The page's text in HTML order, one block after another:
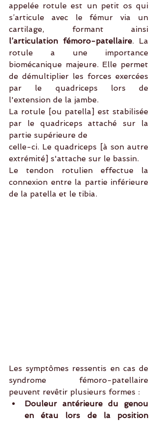
appelée rotule est un petit os qui
s’articule avec le fémur via un
l’articulation fémoro-patellaire. La
rotule a une importance
biomécanique majeure. Elle permet
de démultiplier les forces exercées
par le quadriceps lors de
l'extension de la jambe.
La rotule [ou patella] est stabilisée
par le quadriceps attaché sur la
partie supérieure de
celle-ci. Le quadriceps [à son autre
extrémité] s'attache sur le bassin.
Le tendon rotulien effectue la
connexion entre la partie inférieure
de la patella et le tibia.
Les symptômes ressentis en cas de
syndrome fémoro-patellaire
peuvent revêtir plusieurs formes :
Douleur antérieure du genou
en étau lors de la position